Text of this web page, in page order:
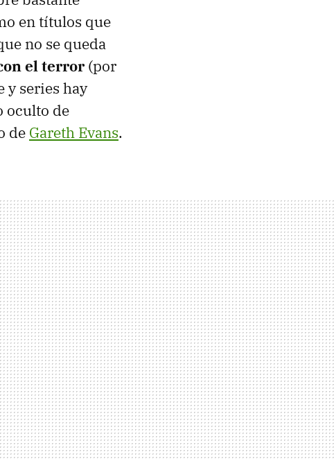
en títulos que
no se queda
el terror (por
y series hay
oculto de
de Gareth Evans.